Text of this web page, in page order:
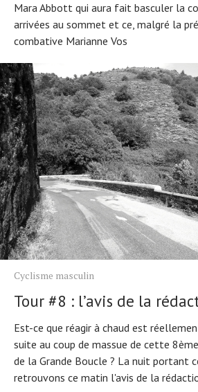
Mara Abbott qui aura fait basculer la
arrivées au sommet et ce, malgré la
combative Marianne Vos
Cyclisme masculin
Tour #8 : l’avis de la
Est-ce que réagir à chaud est
suite au coup de massue de cette
de la Grande Boucle ? La nuit portant
retrouvons ce matin l'avis de la